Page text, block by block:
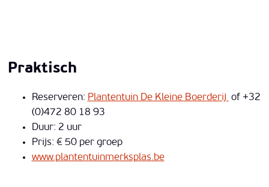
Praktisch
Reserveren: Plantentuin De Kleine Boerderij of +32
(0)472 80 18 93
Duur: 2 uur
Prijs: € 50 per groep
www.plantentuinmerksplas.be